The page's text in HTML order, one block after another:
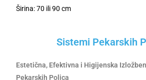
Širina: 70 ili 90 cm
Sistemi Pekarskih
Estetična, Efektivna i Higijenska
Pekarskih Polica